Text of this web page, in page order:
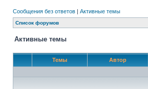
Сообщения без ответов | Активные темы
Список форумов
Активные темы
Темы Автор